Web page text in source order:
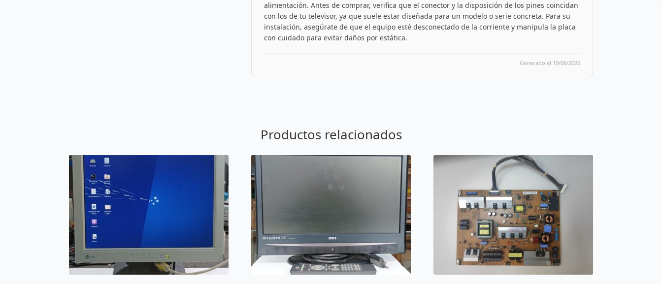
alimentación. Antes de comprar, verifica que el conector y la disposición de los pines coincidan
con los de tu televisor, ya que suele estar diseñada para un modelo o serie concreta. Para su
instalación, asegúrate de que el equipo esté desconectado de la corriente y manipula la placa
con cuidado para evitar daños por estática.
Generado el 19/06/2026
Productos relacionados